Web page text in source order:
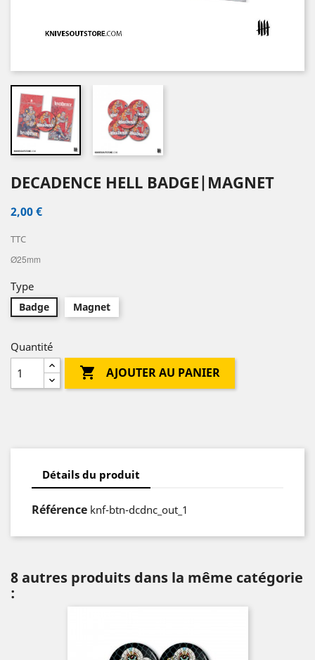
DECADENCE HELL BADGE|MAGNET
2,00 €
TTC
Ø25mm
Type
Badge Magnet
Quantité
 AJOUTER AU PANIER
Détails du produit
Référence knf-btn-dcdnc_out_1
8 autres produits dans la même catégorie
: